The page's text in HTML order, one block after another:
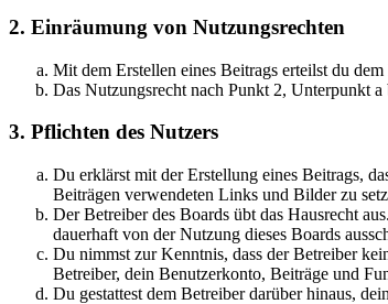
2. Einräumung von Nutzungsrechten
Mit dem Erstellen eines Beitrags erteilst du
Das Nutzungsrecht nach Punkt 2, Unterpunkt
3. Pflichten des Nutzers
Du erklärst mit der Erstellung eines Beitrags,
Beiträgen verwendeten Links und Bilder zu
Der Betreiber des Boards übt das Hausrecht
dauerhaft von der Nutzung dieses Boards
Du nimmst zur Kenntnis, dass der Betreiber
Betreiber, dein Benutzerkonto, Beiträge und
Du gestattest dem Betreiber darüber hinaus,